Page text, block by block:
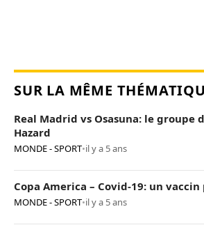
SUR LA MÊME
Real Madrid vs Osasuna: le groupe
Hazard
MONDE - SPORT•il y a 5 ans
Copa America – Covid-19: un
MONDE - SPORT•il y a 5 ans